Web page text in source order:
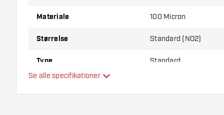
Materiale 100 Micron
Størrelse Standard (NO2)
Type Standard
Se alle specifikationer